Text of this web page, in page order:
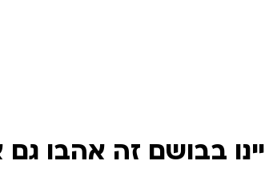
בבושם זה אהבו